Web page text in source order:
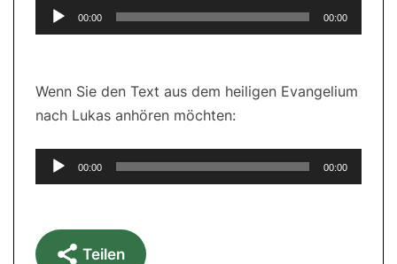
Audio-
Player
00:00 00:00
Wenn Sie den Text aus dem heiligen Evangelium
nach Lukas anhören möchten:
Audio-
Player
00:00 00:00
Teilen